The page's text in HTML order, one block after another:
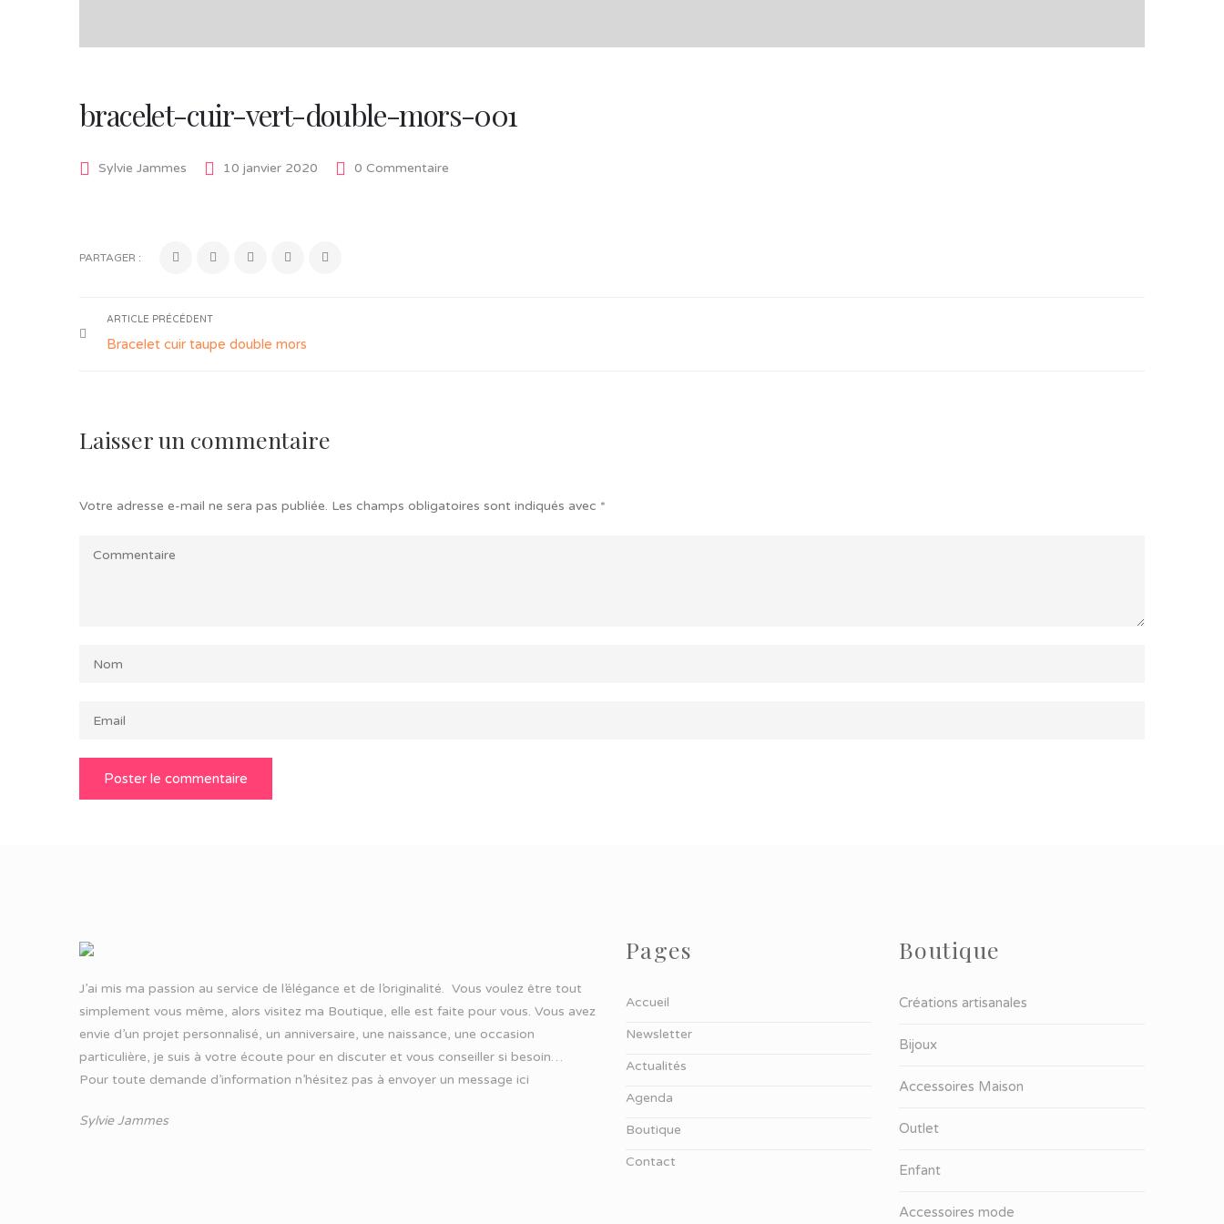
bracelet-cuir-vert-double-mors-001
Sylvie Jammes 10 janvier 2020 0 Commentaire
PARTAGER :
ARTICLE PRÉCÉDENT
Bracelet cuir taupe double mors
Laisser un commentaire
Votre adresse e-mail ne sera pas publiée. Les champs obligatoires sont indiqués avec *
J’ai mis ma passion au service de l’élégance et de l’originalité. Vous voulez être tout
simplement vous même, alors visitez ma Boutique, elle est faite pour vous. Vous avez
envie d’un projet personnalisé, un anniversaire, une naissance, une occasion
particulière, je suis à votre écoute pour en discuter et vous conseiller si besoin…
Pour toute demande d’information n’hésitez pas à envoyer un message ici
Sylvie Jammes
Pages
Accueil
Newsletter
Actualités
Agenda
Boutique
Contact
Boutique
Créations artisanales
Bijoux
Accessoires Maison
Outlet
Enfant
Accessoires mode